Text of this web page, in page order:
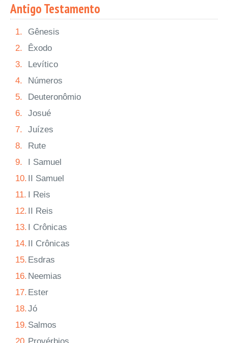
Antigo Testamento
1.
Gênesis
2.
Êxodo
3.
Levítico
4.
Números
5.
Deuteronômio
6.
Josué
7.
Juízes
8.
Rute
9.
I Samuel
10. II Samuel
11. I Reis
12. II Reis
13. I Crônicas
14. II Crônicas
15. Esdras
16. Neemias
17. Ester
18.Jó
19. Salmos